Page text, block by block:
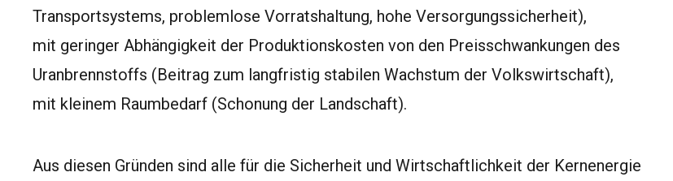
Transportsystems, problemlose Vorratshaltung, hohe Versorgungssicherheit),
mit geringer Abhängigkeit der Produktionskosten von den Preisschwankungen des
Uranbrennstoffs (Beitrag zum langfristig stabilen Wachstum der Volkswirtschaft),
mit kleinem Raumbedarf (Schonung der Landschaft).
Aus diesen Gründen sind alle für die Sicherheit und Wirtschaftlichkeit der Kernenergie